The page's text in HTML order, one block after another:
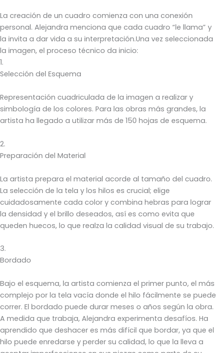
La creación de un cuadro comienza con una conexión
personal. Alejandra menciona que cada cuadro “le llama” y
la invita a dar vida a su interpretación.Una vez seleccionada
la imagen, el proceso técnico da inicio:
1.
Selección del Esquema
Representación cuadriculada de la imagen a realizar y
simbología de los colores. Para las obras más grandes, la
artista ha llegado a utilizar más de 150 hojas de esquema.
2.
Preparación del Material
La artista prepara el material acorde al tamaño del cuadro.
La selección de la tela y los hilos es crucial; elige
cuidadosamente cada color y combina hebras para lograr
la densidad y el brillo deseados, así es como evita que
queden huecos, lo que realza la calidad visual de su trabajo.
3.
Bordado
Bajo el esquema, la artista comienza el primer punto, el más
complejo por la tela vacía donde el hilo fácilmente se puede
correr. El bordado puede durar meses o años según la obra.
A medida que trabaja, Alejandra experimenta desafíos. Ha
aprendido que deshacer es más difícil que bordar, ya que el
hilo puede enredarse y perder su calidad, lo que la lleva a